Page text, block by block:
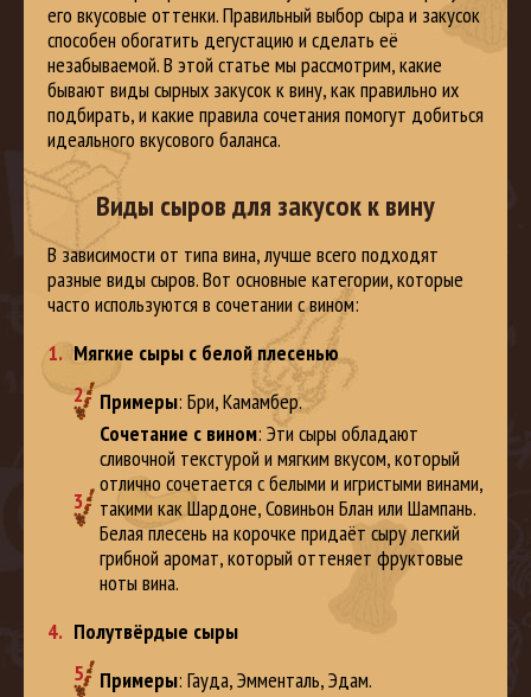
его вкусовые оттенки. Правильный выбор сыра и закусок
способен обогатить дегустацию и сделать её
незабываемой. В этой статье мы рассмотрим, какие
бывают виды сырных закусок к вину, как правильно их
подбирать, и какие правила сочетания помогут добиться
идеального вкусового баланса.
Виды сыров для закусок к вину
В зависимости от типа вина, лучше всего подходят
разные виды сыров. Вот основные категории, которые
часто используются в сочетании с вином:
Мягкие сыры с белой плесенью
Примеры: Бри, Камамбер.
Сочетание с вином: Эти сыры обладают
сливочной текстурой и мягким вкусом, который
отлично сочетается с белыми и игристыми винами,
такими как Шардоне, Совиньон Блан или Шампань.
Белая плесень на корочке придаёт сыру легкий
грибной аромат, который оттеняет фруктовые
ноты вина.
Полутвёрдые сыры
Примеры: Гауда, Эмменталь, Эдам.